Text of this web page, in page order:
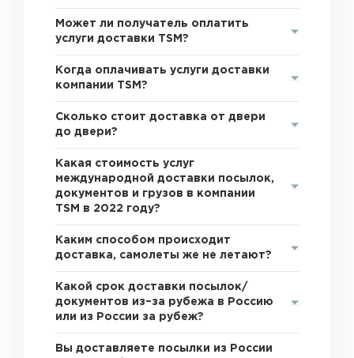
Может ли получатель оплатить
услуги доставки TSM?
Когда оплачивать услуги доставки
компании TSM?
Сколько стоит доставка от двери
до двери?
Какая стоимость услуг
международной доставки посылок,
документов и грузов в компании
TSM в 2022 году?
Каким способом происходит
доставка, самолеты же не летают?
Какой срок доставки посылок/
документов из–за рубежа в Россию
или из России за рубеж?
Вы доставляете посылки из России